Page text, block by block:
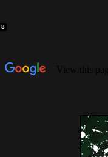
1
2
3
4
5
6
7
8